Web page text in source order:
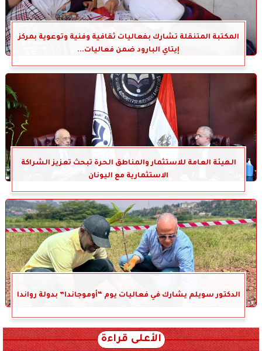
المكتبة المتنقلة تشارك بفعاليات ثقافية وفنية وتوعوية بمركز
إيتاي البارود ضمن فعاليات...
الهيئة العامة للاستثمار والمناطق الحرة تبحث تعزيز الشراكة
الاستثمارية مع اليونان
الدكتور سويلم يشارك في فعاليات يوم “أوموجاندا” بدولة رواندا
الأعلى قراءة